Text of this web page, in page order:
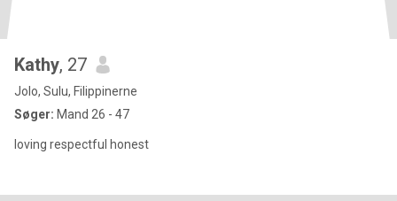
Kathy, 27
Jolo, Sulu, Filippinerne
Søger: Mand 26 - 47
loving respectful honest